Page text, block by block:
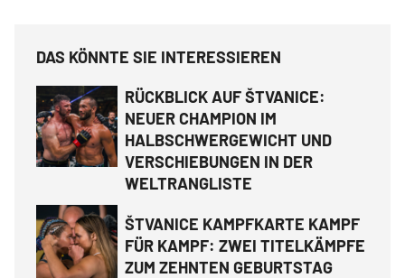
DAS KÖNNTE SIE INTERESSIEREN
RÜCKBLICK AUF ŠTVANICE:
NEUER CHAMPION IM
HALBSCHWERGEWICHT UND
VERSCHIEBUNGEN IN DER
WELTRANGLISTE
ŠTVANICE KAMPFKARTE KAMPF
FÜR KAMPF: ZWEI TITELKÄMPFE
ZUM ZEHNTEN GEBURTSTAG